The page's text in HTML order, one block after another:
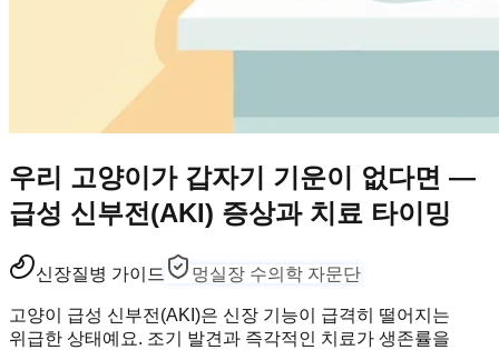
우리 고양이가 갑자기 기운이 없다면 —
급성 신부전(AKI) 증상과 치료 타이밍
신장질병 가이드 멍실장 수의학 자문단
고양이 급성 신부전(AKI)은 신장 기능이 급격히 떨어지는
위급한 상태예요. 조기 발견과 즉각적인 치료가 생존률을